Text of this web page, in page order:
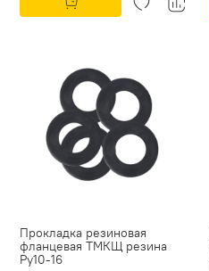
Прокладка резиновая
фланцевая ТМКЩ резина
Py10-16